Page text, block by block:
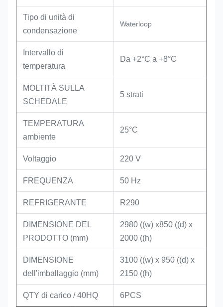
Tipo di unità di
condensazione
Waterloop
Intervallo di
temperatura
Da +2°C a +8°C
MOLTITÀ SULLA
SCHEDALE
5 strati
TEMPERATURA
ambiente
25°C
Voltaggio 220 V
FREQUENZA 50 Hz
REFRIGERANTE R290
DIMENSIONE DEL
PRODOTTO (mm)
2980 ((w) x850 ((d) x
2000 ((h)
DIMENSIONE
dell'imballaggio (mm)
3100 ((w) x 950 ((d) x
2150 ((h)
QTY di carico / 40HQ 6PCS